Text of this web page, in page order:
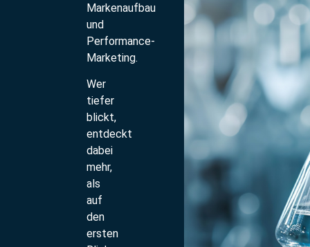
Markenaufbau
und
Performance-
Marketing.
Wer
tiefer
blickt,
entdeckt
dabei
mehr,
als
auf
den
ersten